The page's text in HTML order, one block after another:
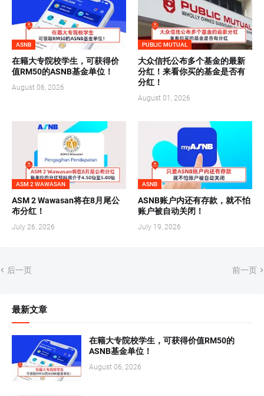
ASNB
在籍大专院校学生，可获得价
值RM50的ASNB基金单位！
August 06, 2026
PUBLIC MUTUAL
大众信托公布多个基金的最新
分红！来看你买的基金是否有
分红！
August 01, 2026
ASM 2 WAWASAN
ASM 2 Wawasan将在8月尾公
布分红！
July 26, 2026
ASNB
ASNB账户内还有存款，就不怕
账户被自动关闭！
July 19, 2026
后一页 前一页
最新文章
在籍大专院校学生，可获得价值RM50的
ASNB基金单位！
August 06, 2026